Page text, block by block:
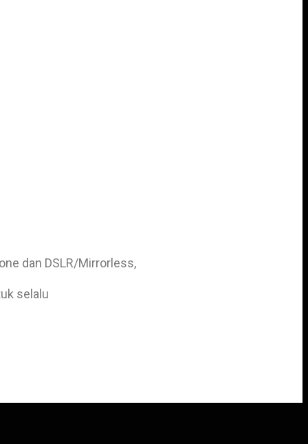
dan DSLR/Mirrorless,
selalu